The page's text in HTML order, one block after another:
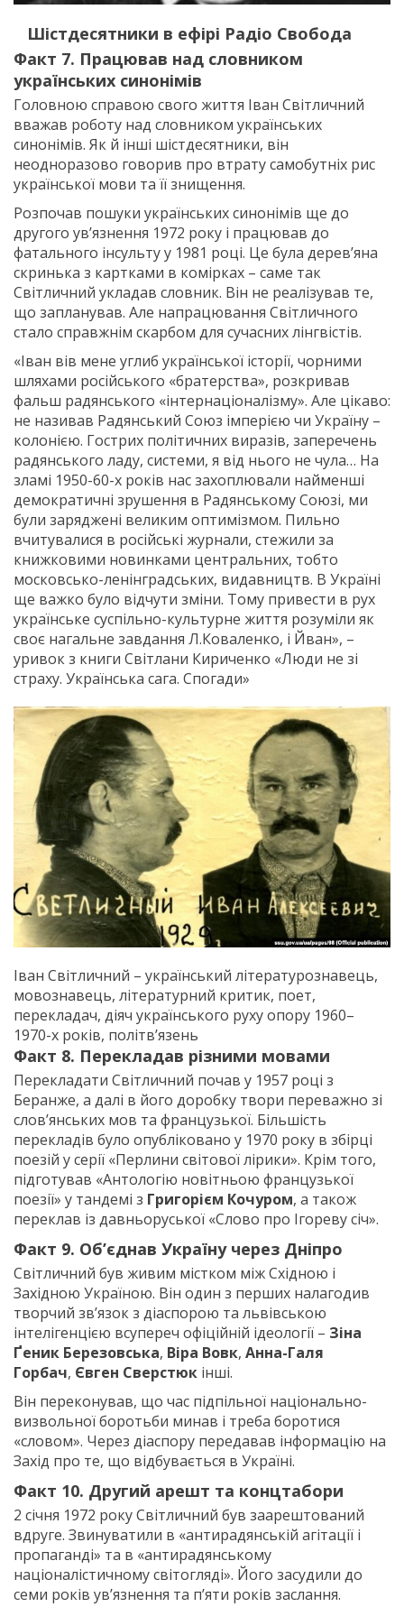
Шістдесятники в ефірі Радіо Свобода
Факт 7. Працював над словником
українських синонімів
Головною справою свого життя Іван Світличний
вважав роботу над словником українських
синонімів. Як й інші шістдесятники, він
неодноразово говорив про втрату самобутніх рис
української мови та її знищення.
Розпочав пошуки українських синонімів ще до
другого ув’язнення 1972 року і працював до
фатального інсульту у 1981 році. Це була дерев’яна
скринька з картками в комірках – саме так
Світличний укладав словник. Він не реалізував те,
що запланував. Але напрацювання Світличного
стало справжнім скарбом для сучасних лінгвістів.
«Іван вів мене углиб української історії, чорними
шляхами російського «братерства», розкривав
фальш радянського «інтернаціоналізму». Але цікаво:
не називав Радянський Союз імперією чи Україну –
колонією. Гострих політичних виразів, заперечень
радянського ладу, системи, я від нього не чула… На
зламі 1950-60-х років нас захоплювали найменші
демократичні зрушення в Радянському Союзі, ми
були заряджені великим оптимізмом. Пильно
вчитувалися в російські журнали, стежили за
книжковими новинками центральних, тобто
московсько-ленінградських, видавництв. В Україні
ще важко було відчути зміни. Тому привести в рух
українське суспільно-культурне життя розуміли як
своє нагальне завдання Л.Коваленко, і Йван», –
уривок з книги Світлани Кириченко «Люди не зі
страху. Українська сага. Спогади»
Іван Світличний – український літературознавець,
мовознавець, літературний критик, поет,
перекладач, діяч українського руху опору 1960–
1970-х років, політв’язень
Факт 8. Перекладав різними мовами
Перекладати Світличний почав у 1957 році з
Беранже, а далі в його доробку твори переважно зі
слов’янських мов та французької. Більшість
перекладів було опубліковано у 1970 року в збірці
поезій у серії «Перлини світової лірики». Крім того,
підготував «Антологію новітньою французької
поезії» у тандемі з Григорієм Кочуром, а також
переклав із давньоруської «Слово про Ігореву січ».
Факт 9. Об’єднав Україну через Дніпро
Світличний був живим містком між Східною і
Західною Україною. Він один з перших налагодив
творчий зв’язок з діаспорою та львівською
інтелігенцією всупереч офіційній ідеології – Зіна
Ґеник Березовська, Віра Вовк, Анна-Галя
Горбач, Євген Сверстюк інші.
Він переконував, що час підпільної національно-
визвольної боротьби минав і треба боротися
«словом». Через діаспору передавав інформацію на
Захід про те, що відбувається в Україні.
Факт 10. Другий арешт та концтабори
2 січня 1972 року Світличний був заарештований
вдруге. Звинуватили в «антирадянській агітації і
пропаганді» та в «антирадянському
націоналістичному світогляді». Його засудили до
семи років ув’язнення та п’яти років заслання.